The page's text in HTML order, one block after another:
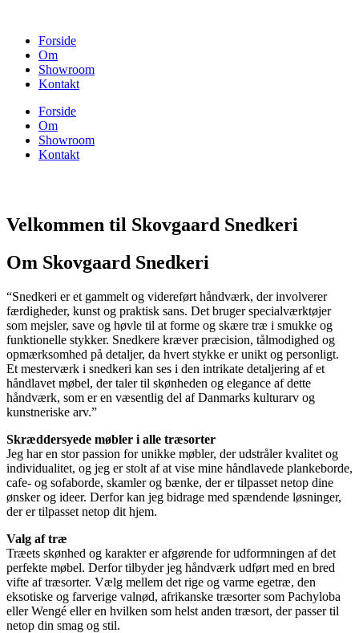
contentForside
Om
Showroom
Kontakt
Forside
Om
Showroom
Kontakt
Velkommen til Skovgaard Snedkeri
Om Skovgaard Snedkeri
“Snedkeri er et gammelt og videreført håndværk, der involverer
færdigheder, kunst og praktisk sans. Det bruger specialværktøjer
som mejsler, save og høvle til at forme og skære træ i smukke og
funktionelle stykker. Snedkere kræver præcision, tålmodighed og
opmærksomhed på detaljer, da hvert stykke er unikt og personligt.
Et mesterværk i snedkeri kan ses i den intrikate detaljering af et
håndlavet møbel, der taler til skønheden og elegance af dette
håndværk, som er en væsentlig del af Danmarks kulturarv og
kunstneriske arv.”
Skræddersyede møbler i alle træsorter
Jeg har en stor passion for unikke møbler, der udstråler kvalitet og
individualitet, og jeg er stolt af at vise mine håndlavede plankeborde,
cafe- og sofaborde, skamler og bænke, der er tilpasset netop dine
ønsker og ideer. Derfor kan jeg bidrage med spændende løsninger,
der er tilpasset netop dit hjem.
Valg af træ
Træets skønhed og karakter er afgørende for udformningen af det
perfekte møbel. Derfor tilbyder jeg håndværk udført med en bred
vifte af træsorter. Vælg mellem det rige og varme egetræ, den
eksotiske og farverige valnød, afrikanske træsorter som Pachyloba
eller Wengé eller en hvilken som helst anden træsort, der passer til
netop din smag og stil.